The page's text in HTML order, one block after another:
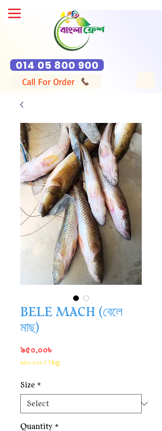
014 05 800 900
Call For Order
BELE MACH (বেলে
মাছ)
৯৫০.০০৳Price
৯৫০.০০৳ / 1kg
per
Kilogram
Size *
Quantity *